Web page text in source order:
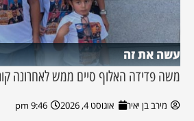
עשה את זה
משה פדידה האלוף סיים ממש לאחרונה
מירב בן יאיר אוגוסט 4, 2026 9:46 pm